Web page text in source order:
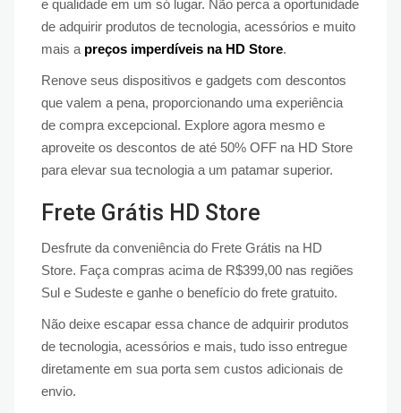
e qualidade em um só lugar. Não perca a oportunidade
de adquirir produtos de tecnologia, acessórios e muito
mais a preços imperdíveis na HD Store.
Renove seus dispositivos e gadgets com descontos
que valem a pena, proporcionando uma experiência
de compra excepcional. Explore agora mesmo e
aproveite os descontos de até 50% OFF na HD Store
para elevar sua tecnologia a um patamar superior.
Frete Grátis HD Store
Desfrute da conveniência do Frete Grátis na HD
Store. Faça compras acima de R$399,00 nas regiões
Sul e Sudeste e ganhe o benefício do frete gratuito.
Não deixe escapar essa chance de adquirir produtos
de tecnologia, acessórios e mais, tudo isso entregue
diretamente em sua porta sem custos adicionais de
envio.